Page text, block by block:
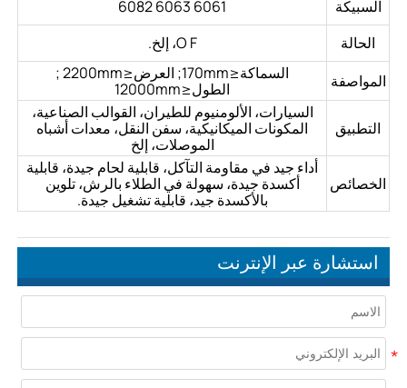
السبيكة
6061 6063 6082
الحالة
O F، إلخ.
المواصفة
السماكة≤170mm; العرض≤2200mm ;
الطول≤12000mm
التطبيق
السيارات، الألومنيوم للطيران، القوالب الصناعية،
المكونات الميكانيكية، سفن النقل، معدات أشباه
الموصلات، إلخ
الخصائص
أداء جيد في مقاومة التآكل، قابلية لحام جيدة، قابلية
أكسدة جيدة، سهولة في الطلاء بالرش، تلوين
بالأكسدة جيد، قابلية تشغيل جيدة.
استشارة عبر الإنترنت